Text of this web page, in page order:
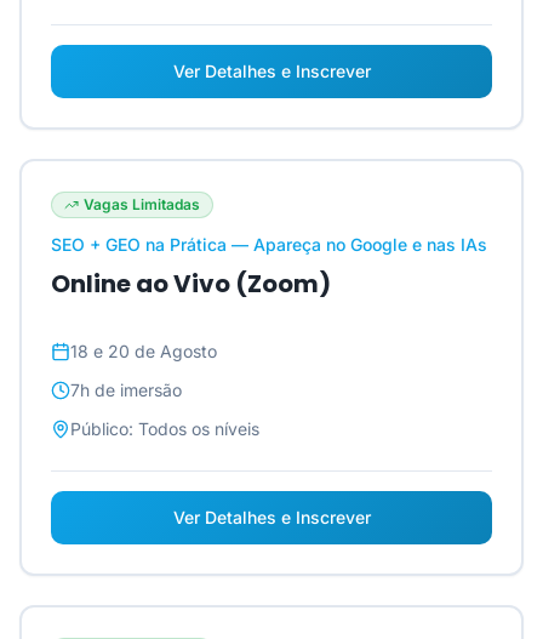
Ver Detalhes e Inscrever
Vagas Limitadas
SEO + GEO na Prática — Apareça no Google e nas IAs
Online ao Vivo (Zoom)
18 e 20 de Agosto
7h de imersão
Público: Todos os níveis
Ver Detalhes e Inscrever